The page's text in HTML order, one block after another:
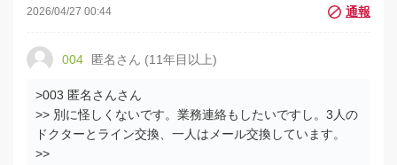
2026/04/27 00:44
004 匿名さん (11年目以上)
>003 匿名さんさん
>> 別に怪しくないです。業務連絡もしたいですし。3人の
ドクターとライン交換、一人はメール交換しています。
>>